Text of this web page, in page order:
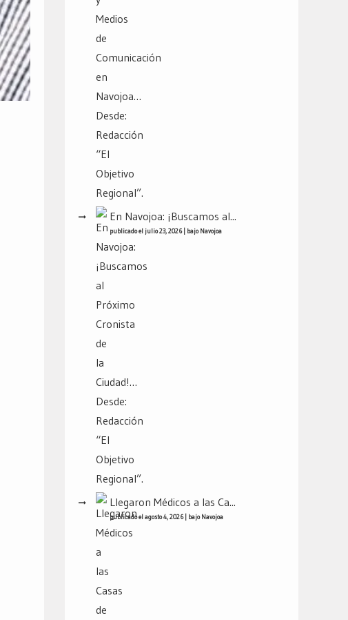
En Navojoa: ¡Buscamos al...
publicado el julio 23, 2026| bajoNavojoa
Llegaron Médicos a las Ca...
publicado el agosto 4, 2026| bajoNavojoa